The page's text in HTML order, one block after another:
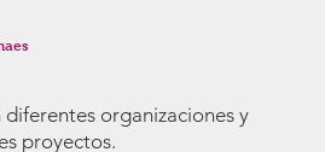
organizaciones y
proyectos.